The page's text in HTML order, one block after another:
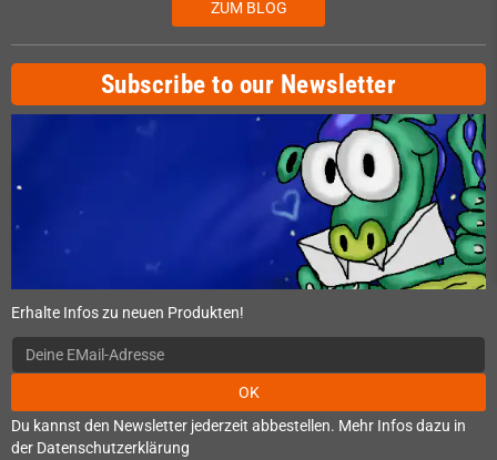
ZUM BLOG
Subscribe to our Newsletter
Erhalte Infos zu neuen Produkten!
OK
Du kannst den Newsletter jederzeit abbestellen. Mehr Infos dazu in
der Datenschutzerklärung